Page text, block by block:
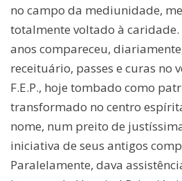
no campo da mediunidade,
totalmente voltado à
anos compareceu,
receituário, passes e curas no
F.E.P., hoje tombado como
transformado no centro
nome, num preito de
iniciativa de seus antigos
Paralelamente, dava